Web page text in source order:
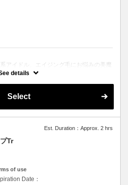
アイドル、エイジング毛にお悩みの美魔
メニューに対応できる髪質改善トリート
details
Select
Est. Duration：Approx. 2 hrs
Tr
of use
Date：